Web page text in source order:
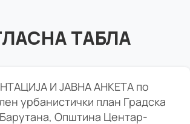
ТАБЛА
И ЈАВНА АНКЕТА по
урбанистички план Градска
Општина Центар-